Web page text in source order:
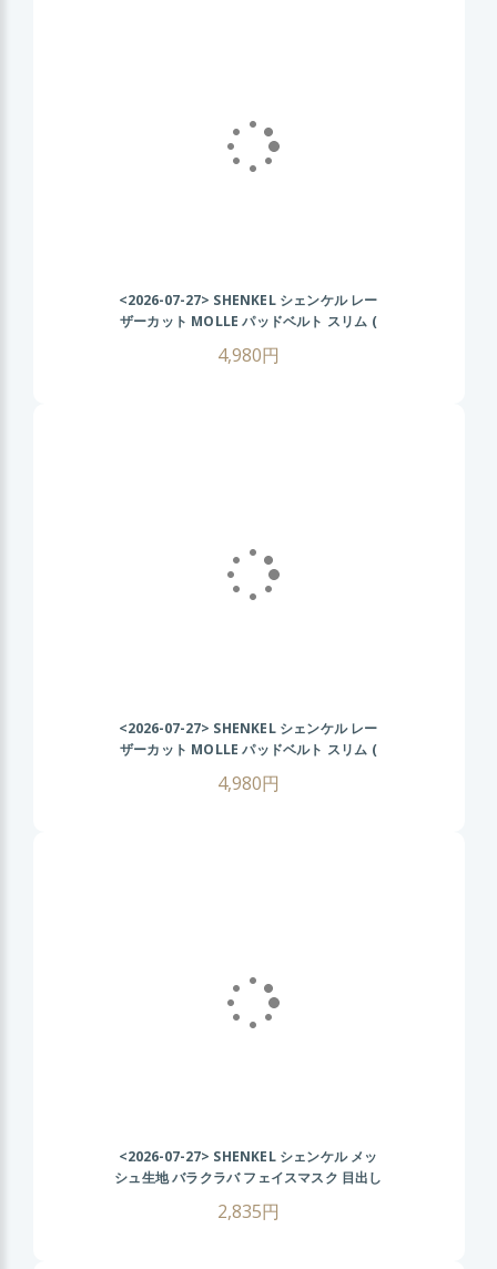
<2026-07-27> SHENKEL シェンケル レー
ザーカット MOLLE パッドベルト スリム (
コブラ サバゲー サバイバルゲーム
4,980円
<2026-07-27> SHENKEL シェンケル レー
ザーカット MOLLE パッドベルト スリム (
サバゲー サバイバルゲーム
4,980円
<2026-07-27> SHENKEL シェンケル メッ
シュ生地 バラクラバ フェイスマスク 目出し
帽 迷彩 ( 黒 ブラック ) 速乾性 通気性
2,835円